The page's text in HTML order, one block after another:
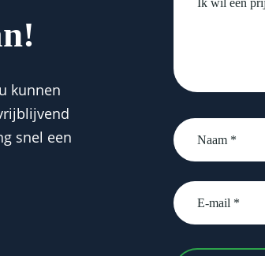
kunnen
snel een
Naam
*
email